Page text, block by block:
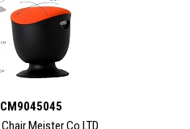
CM9045045
Chair Meister Co LTD